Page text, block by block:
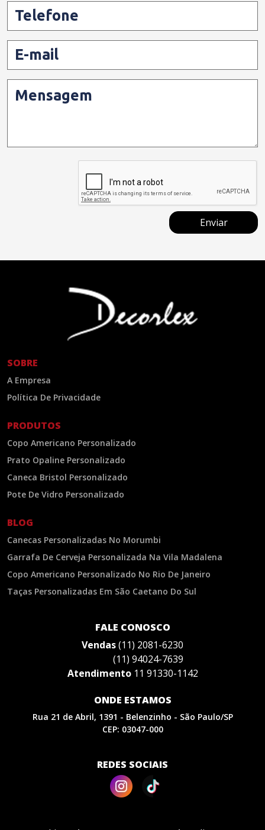
Telefone
E-mail
Enviar
SOBRE
A Empresa
Política De Privacidade
PRODUTOS
Copo Americano Personalizado
Prato Opaline Personalizado
Caneca Bristol Personalizado
Pote De Vidro Personalizado
BLOG
Canecas Personalizadas No Morumbi
Garrafa De Cerveja Personalizada Na Vila Madalena
Copo Americano Personalizado No Rio De Janeiro
Taças Personalizadas Em São Caetano Do Sul
FALE CONOSCO
Vendas(11) 2081-6230
(11) 94024-7639
Atendimento 11 91330-1142
ONDE ESTAMOS
Rua 21 de Abril, 1391 - Belenzinho - São Paulo/SP
CEP: 03047-000
REDES SOCIAIS